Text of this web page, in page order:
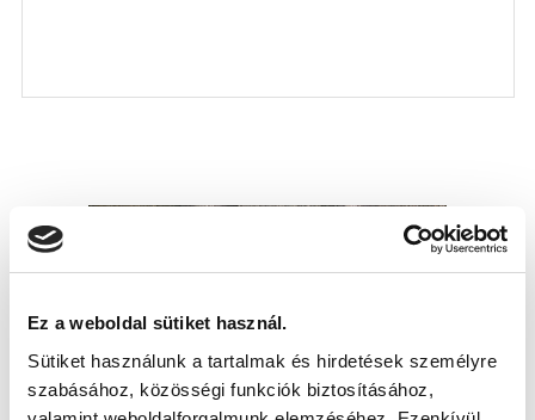
Ez a weboldal sütiket használ.
Sütiket használunk a tartalmak és hirdetések személyre
szabásához, közösségi funkciók biztosításához,